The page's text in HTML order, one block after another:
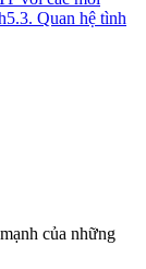
5.3. Quan hệ tình
của những